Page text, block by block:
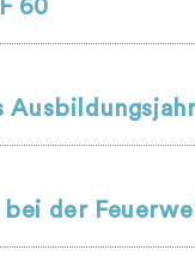
60
bei der